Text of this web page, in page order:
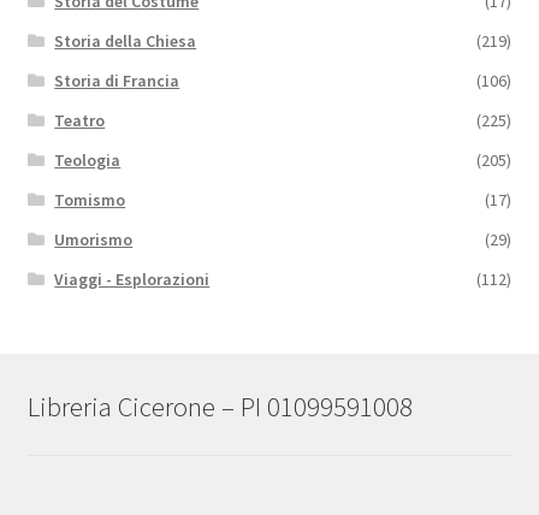
Storia della Chiesa
(219)
Storia di Francia
(106)
Teatro
(225)
Teologia
(205)
Tomismo
(17)
Umorismo
(29)
Viaggi - Esplorazioni
(112)
Libreria Cicerone – PI 01099591008